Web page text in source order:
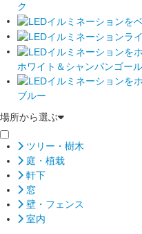
ク
ホワイト＆シャンパンゴー
ブルー
場所から選ぶ
ツリー・樹木
庭・植栽
軒下
窓
壁・フェンス
室内